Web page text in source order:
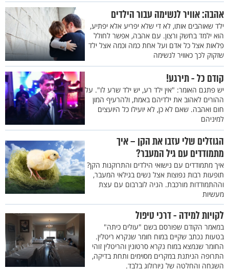
אהבה: אוויר לנשימה עבור הילדים
ילד שאוהבים אותו, לא די שלא יפריע אלא יפתיע,
הוא ילמד בחשק ורצון. עם אהבה, אפשר לחולל
פלאות אצל כל אדם ועל אחת כמה וכמה אצל ילד
שזקוק לכך כאוויר לנשימה
קודם כל - תירגע!
יש פתגם האומר: "אין ילד רע, יש ילד שרע לו". על
ההורים לאהוב את ילדיהם באמת, ולהרעיף המון
חום ואהבה. שאם לא כן, לא יועילו כל היועצים
למיניהם
הגוזלים שלי עזבו את הקן – איך
מתמודדים עם גיל המעבר?
איך מתמודדים עם נישואי הילדים והתרוקנות הקן?
תופעות רבות נפוצות אצל נשים בגילאי המעבר,
וההתמודדות מורכבת. הניה לוברבום עם עצת
מעשיות
לקויות למידה - דרכי טיפול
במאמר הקודם שפורסם בשם "עולים כיתה"
בטעות נכתב שקיים במוח חומר שנקרא ריטלין.
החומר שנמצא במוח נקרא סרטונין והריטלין זוהי
התרופה הניתנת במקרים מסוימים ותחת בדיקה,
השגחה והחלטה של ניורולוג בלבד.